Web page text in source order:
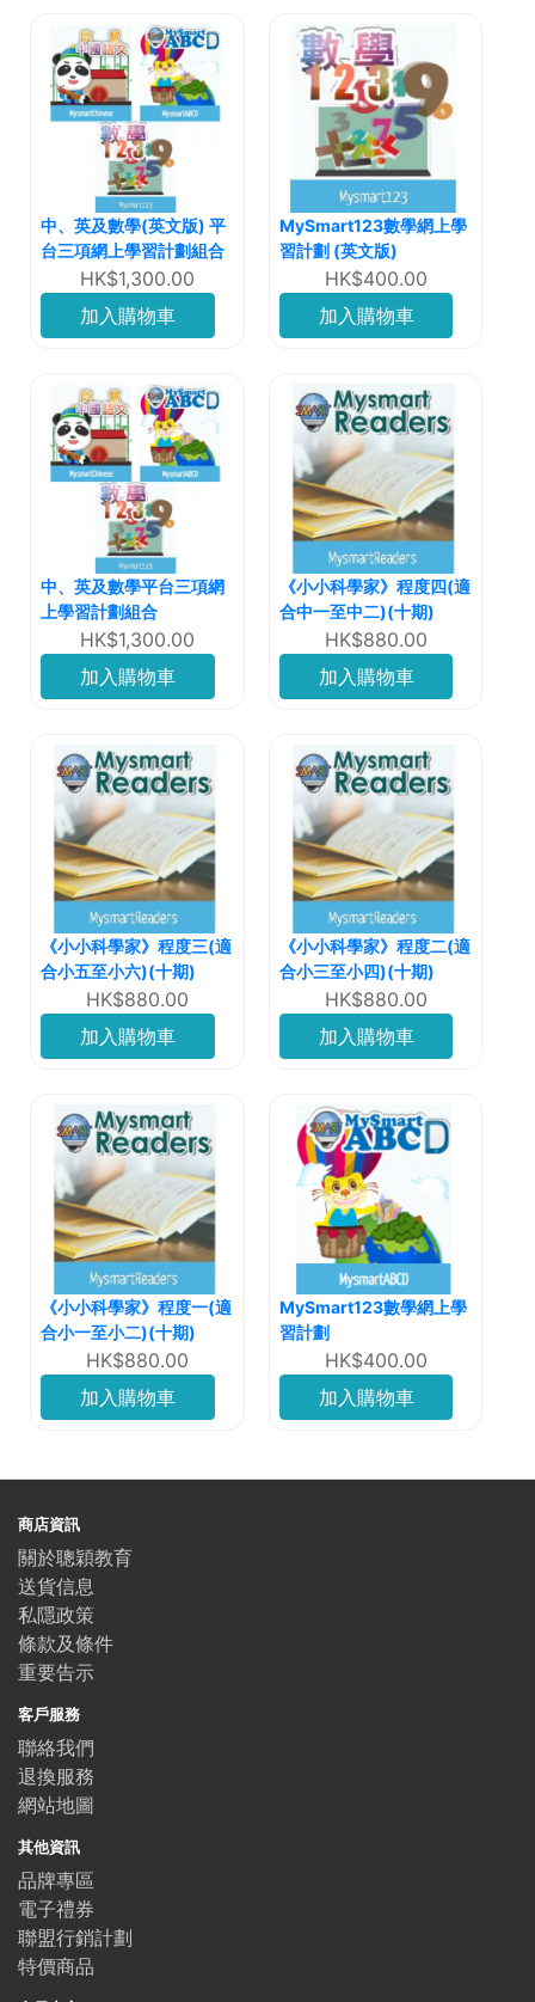
中、英及數學(英文版) 平
台三項網上學習計劃組合
HK$1,300.00
加入購物車
MySmart123數學網上學
習計劃 (英文版)
HK$400.00
加入購物車
中、英及數學平台三項網
上學習計劃組合
HK$1,300.00
加入購物車
《小小科學家》程度四(適
合中一至中二)(十期)
HK$880.00
加入購物車
《小小科學家》程度三(適
合小五至小六)(十期)
HK$880.00
加入購物車
《小小科學家》程度二(適
合小三至小四)(十期)
HK$880.00
加入購物車
《小小科學家》程度一(適
合小一至小二)(十期)
HK$880.00
加入購物車
MySmart123數學網上學
習計劃
HK$400.00
加入購物車
商店資訊
關於聰穎教育
送貨信息
私隱政策
條款及條件
重要告示
客戶服務
聯絡我們
退換服務
網站地圖
其他資訊
品牌專區
電子禮券
聯盟行銷計劃
特價商品